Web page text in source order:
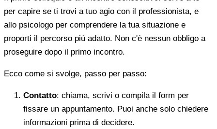
per capire se ti trovi a tuo agio con il professionista, e
allo psicologo per comprendere la tua situazione e
proporti il percorso più adatto. Non c'è nessun obbligo a
proseguire dopo il primo incontro.
Ecco come si svolge, passo per passo:
Contatto: chiama, scrivi o compila il form per
fissare un appuntamento. Puoi anche solo chiedere
informazioni prima di decidere.